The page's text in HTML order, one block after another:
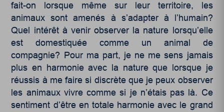
fait-on lorsque même sur leur territoire, les
animaux sont amenés à s’adapter à l’humain?
Quel intérêt à venir observer la nature lorsqu’elle
est domestiquée comme un animal de
compagnie? Pour ma part, je ne me sens jamais
plus en harmonie avec la nature que lorsque je
réussis à me faire si discrète que je peux observer
les animaux vivre comme si je n’étais pas là. Ce
sentiment d’être en totale harmonie avec le grand